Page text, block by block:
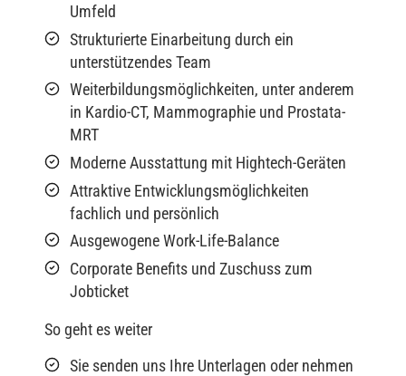
Umfeld
Strukturierte Einarbeitung durch ein
unterstützendes Team
Weiterbildungsmöglichkeiten, unter anderem
in Kardio-CT, Mammographie und Prostata-
MRT
Moderne Ausstattung mit Hightech-Geräten
Attraktive Entwicklungsmöglichkeiten
fachlich und persönlich
Ausgewogene Work-Life-Balance
Corporate Benefits und Zuschuss zum
Jobticket
So geht es weiter
Sie senden uns Ihre Unterlagen oder nehmen